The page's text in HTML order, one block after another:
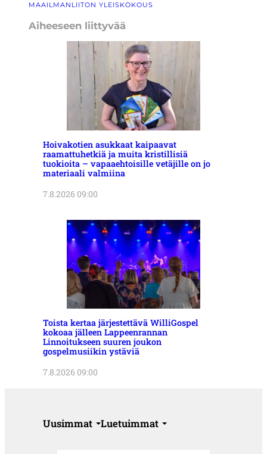
MAAILMANLIITON YLEISKOKOUS
Aiheeseen liittyvää
Hoivakotien asukkaat kaipaavat
raamattuhetkiä ja muita kristillisiä
tuokioita – vapaaehtoisille vetäjille on jo
materiaali valmiina
7.8.2026 09:00
Toista kertaa järjestettävä WilliGospel
kokoaa jälleen Lappeenrannan
Linnoitukseen suuren joukon
gospelmusiikin ystäviä
7.8.2026 09:00
Uusimmat Luetuimmat